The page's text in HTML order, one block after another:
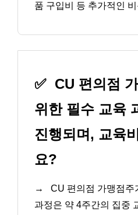
품 구입비 등 추가적인
✅ CU 편의점
위한 필수 교육
진행되며, 교육
요?
→
CU 편의점 가맹점주
과정은 약 4주간의 집중